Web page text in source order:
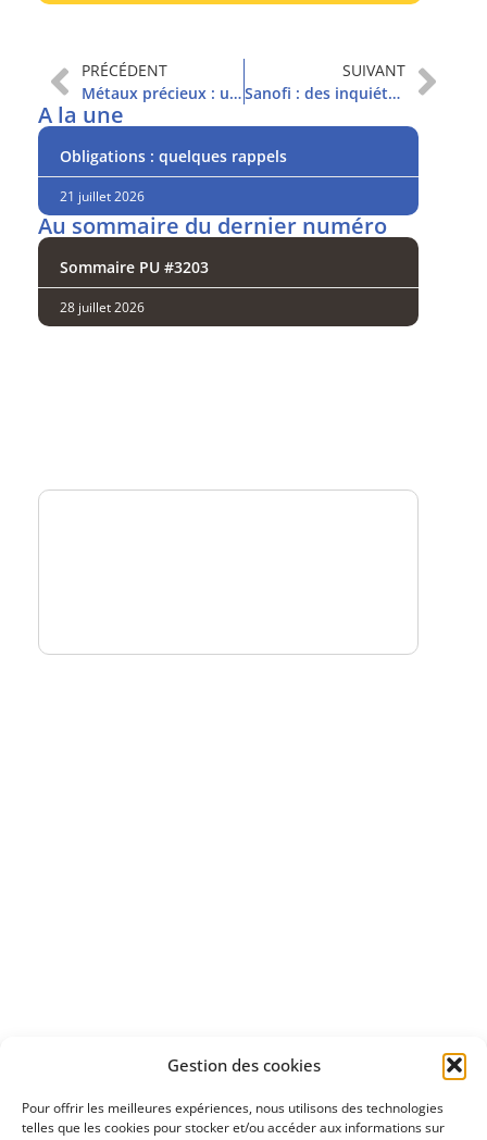
Gestion des cookies
Pour offrir les meilleures expériences, nous utilisons des technologies
telles que les cookies pour stocker et/ou accéder aux informations sur
PRÉCÉDENT
Métaux précieux : un krach express
SUIVANT
Sanofi : des inquiétudes persistantes
A la une
Obligations : quelques rappels
21 juillet 2026
Au sommaire du dernier numéro
Sommaire PU #3203
28 juillet 2026
Découvrez